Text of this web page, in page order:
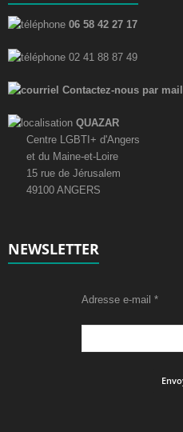
06 58 42 27 17
02 41 88 87 49
Contactez-nous par mail
QUAZAR
Centre LGBTI+ d'Angers
et du Maine-et-Loire
15 rue de Jérusalem
49100 ANGERS
NEWSLETTER
Adresse e-mail *